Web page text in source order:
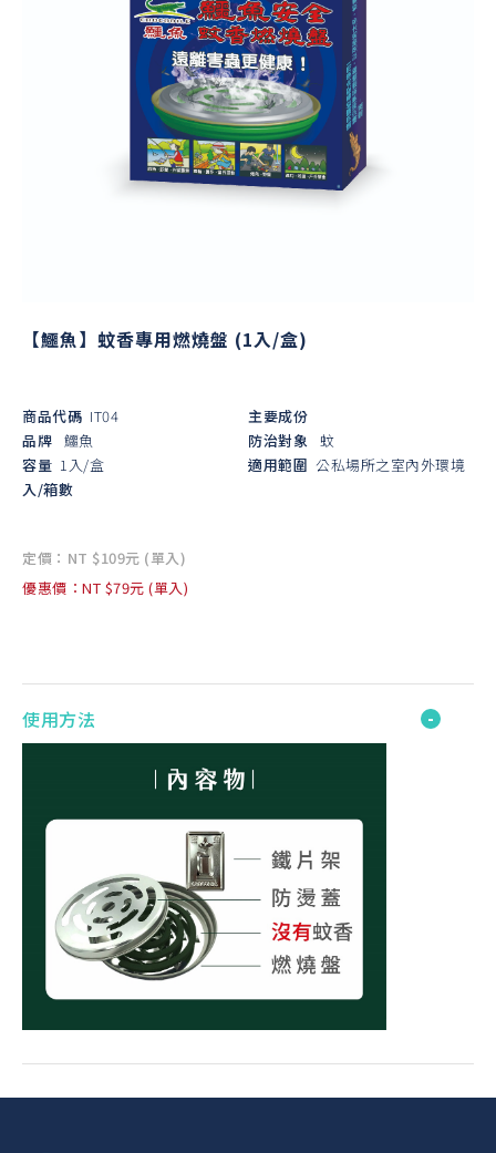
【鱷魚】蚊香專用燃燒盤 (1入/盒)
商品代碼 IT04
品牌 鱷魚
容量 1入/盒
入/箱數
主要成份
防治對象 蚊
適用範圍 公私場所之室內外環境
定價：NT $109元 (單入)
優惠價：NT $79元 (單入)
使用方法